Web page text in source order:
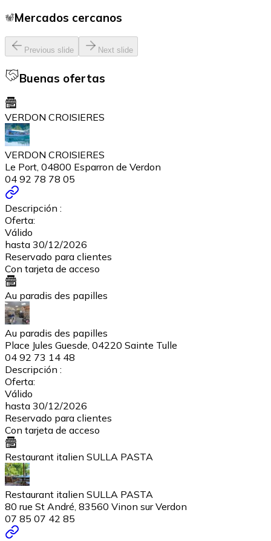
Mercados cercanos
Previous slide Next slide
Buenas ofertas
VERDON CROISIERES
VERDON CROISIERES
Le Port, 04800 Esparron de Verdon
04 92 78 78 05
Descripción :
Oferta:
Válido
hasta 30/12/2026
Reservado para clientes
Con tarjeta de acceso
Au paradis des papilles
Au paradis des papilles
Place Jules Guesde, 04220 Sainte Tulle
04 92 73 14 48
Descripción :
Oferta:
Válido
hasta 30/12/2026
Reservado para clientes
Con tarjeta de acceso
Restaurant italien SULLA PASTA
Restaurant italien SULLA PASTA
80 rue St André, 83560 Vinon sur Verdon
07 85 07 42 85